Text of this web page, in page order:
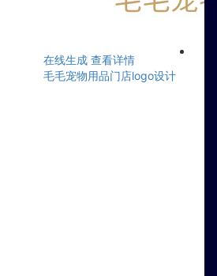
在线生成 查看详情
毛毛宠物用品门店logo设计